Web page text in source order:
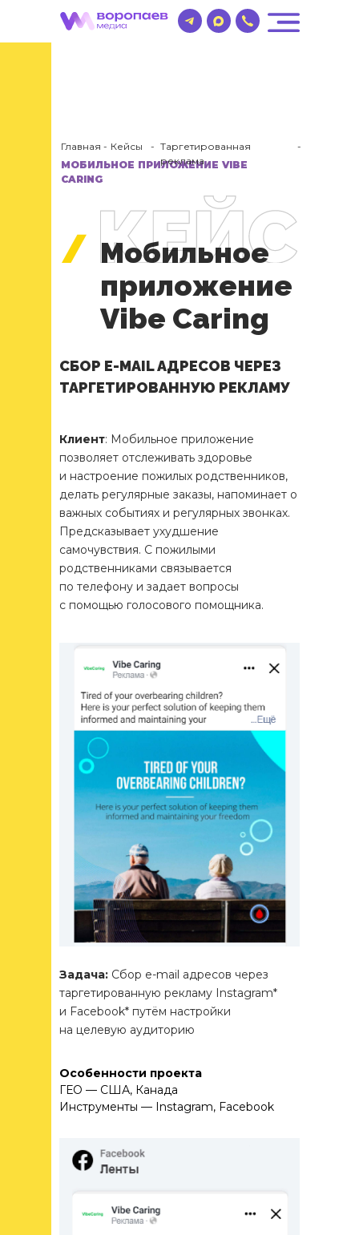
Главная
Кейсы
МОБИЛЬНОЕ ПРИЛОЖЕНИЕ VIBE
CARING
- - Таргетированная
реклама
-
Мобильное
приложение
Vibe Caring
СБОР E-MAIL АДРЕСОВ ЧЕРЕЗ
ТАРГЕТИРОВАННУЮ РЕКЛАМУ
Клиент: Мобильное приложение
позволяет отслеживать здоровье
и настроение пожилых родственников,
делать регулярные заказы, напоминает о
важных событиях и регулярных звонках.
Предсказывает ухудшение
самочувствия. С пожилыми
родственниками связывается
по телефону и задает вопросы
с помощью голосового помощника.
Задача: Сбор e-mail адресов через
таргетированную рекламу Instagram*
и Facebook* путём настройки
на целевую аудиторию
Особенности проекта
ГЕО — США, Канада
Инструменты — Instagram, Facebook